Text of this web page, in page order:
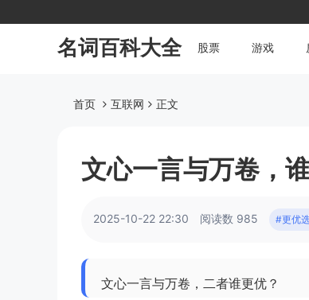
名词百科大全 股票 游戏
首页 互联网 正文
文心一言与万卷，
2025-10-22 22:30 阅读数 985 #更优
文心一言与万卷，二者谁更优？